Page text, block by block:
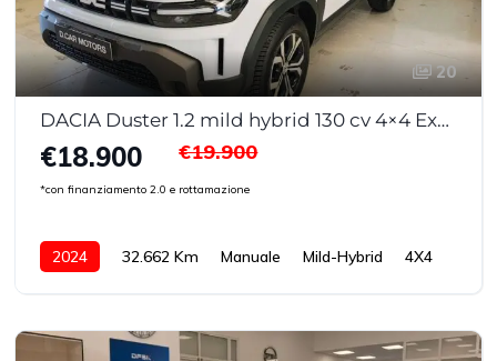
20
DACIA Duster 1.2 mild hybrid 130 cv 4×4 Expression
€18.900
*con finanziamento 2.0 e rottamazione
€19.900
2024 32.662 Km Manuale Mild-Hybrid 4X4